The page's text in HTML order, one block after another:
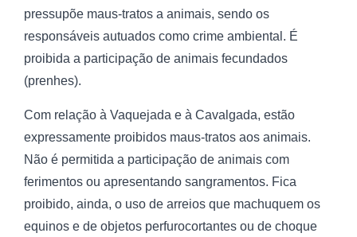
pressupõe maus-tratos a animais, sendo os
responsáveis autuados como crime ambiental. É
proibida a participação de animais fecundados
(prenhes).
Com relação à Vaquejada e à Cavalgada, estão
expressamente proibidos maus-tratos aos animais.
Não é permitida a participação de animais com
ferimentos ou apresentando sangramentos. Fica
proibido, ainda, o uso de arreios que machuquem os
equinos e de objetos perfurocortantes ou de choque